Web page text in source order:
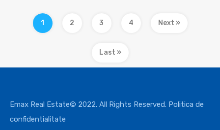
1 2 3 4 Next »
Last »
Emax Real Estate© 2022. All Rights Reserved. Politica de
confidentialitate